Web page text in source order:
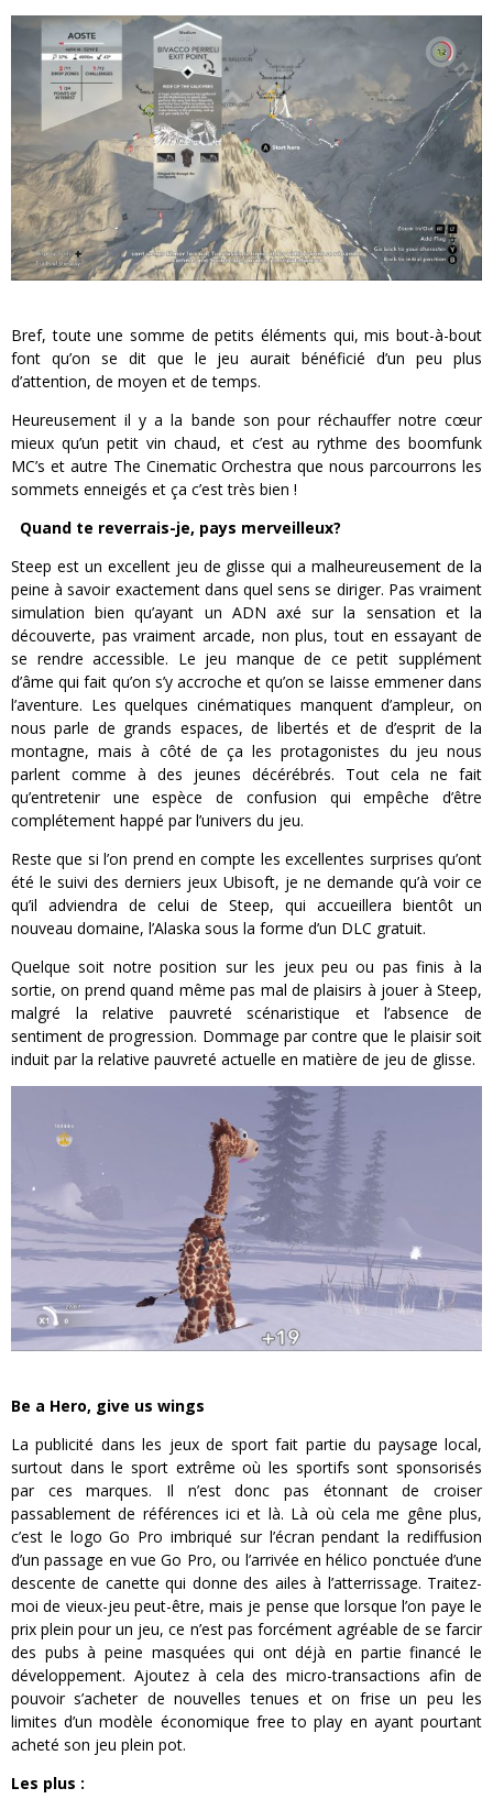
Bref, toute une somme de petits éléments qui, mis bout-à-bout
font qu’on se dit que le jeu aurait bénéficié d’un peu plus
d’attention, de moyen et de temps.
Heureusement il y a la bande son pour réchauffer notre cœur
mieux qu’un petit vin chaud, et c’est au rythme des boomfunk
MC’s et autre The Cinematic Orchestra que nous parcourrons les
sommets enneigés et ça c’est très bien !
Quand te reverrais-je, pays merveilleux?
Steep est un excellent jeu de glisse qui a malheureusement de la
peine à savoir exactement dans quel sens se diriger. Pas vraiment
simulation bien qu’ayant un ADN axé sur la sensation et la
découverte, pas vraiment arcade, non plus, tout en essayant de
se rendre accessible. Le jeu manque de ce petit supplément
d’âme qui fait qu’on s’y accroche et qu’on se laisse emmener dans
l’aventure. Les quelques cinématiques manquent d’ampleur, on
nous parle de grands espaces, de libertés et de d’esprit de la
montagne, mais à côté de ça les protagonistes du jeu nous
parlent comme à des jeunes décérébrés. Tout cela ne fait
qu’entretenir une espèce de confusion qui empêche d’être
complétement happé par l’univers du jeu.
Reste que si l’on prend en compte les excellentes surprises qu’ont
été le suivi des derniers jeux Ubisoft, je ne demande qu’à voir ce
qu’il adviendra de celui de Steep, qui accueillera bientôt un
nouveau domaine, l’Alaska sous la forme d’un DLC gratuit.
Quelque soit notre position sur les jeux peu ou pas finis à la
sortie, on prend quand même pas mal de plaisirs à jouer à Steep,
malgré la relative pauvreté scénaristique et l’absence de
sentiment de progression. Dommage par contre que le plaisir soit
induit par la relative pauvreté actuelle en matière de jeu de glisse.
Be a Hero, give us wings
La publicité dans les jeux de sport fait partie du paysage local,
surtout dans le sport extrême où les sportifs sont sponsorisés
par ces marques. Il n’est donc pas étonnant de croiser
passablement de références ici et là. Là où cela me gêne plus,
c’est le logo Go Pro imbriqué sur l’écran pendant la rediffusion
d’un passage en vue Go Pro, ou l’arrivée en hélico ponctuée d’une
descente de canette qui donne des ailes à l’atterrissage. Traitez-
moi de vieux-jeu peut-être, mais je pense que lorsque l’on paye le
prix plein pour un jeu, ce n’est pas forcément agréable de se farcir
des pubs à peine masquées qui ont déjà en partie financé le
développement. Ajoutez à cela des micro-transactions afin de
pouvoir s’acheter de nouvelles tenues et on frise un peu les
limites d’un modèle économique free to play en ayant pourtant
acheté son jeu plein pot.
Les plus :